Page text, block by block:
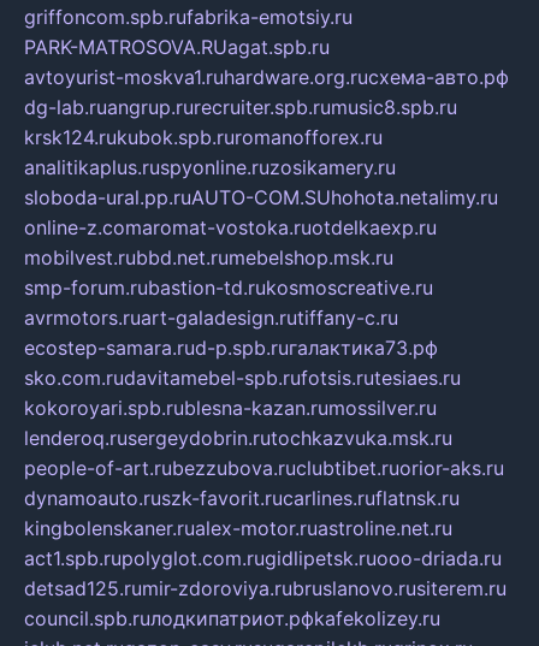
griffoncom.spb.rufabrika-emotsiy.ru
PARK-MATROSOVA.RUagat.spb.ru
avtoyurist-moskva1.ruhardware.org.ruсхема-авто.рф
dg-lab.ruangrup.rurecruiter.spb.rumusic8.spb.ru
krsk124.rukubok.spb.ruromanofforex.ru
analitikaplus.ruspyonline.ruzosikamery.ru
sloboda-ural.pp.ruAUTO-COM.SUhohota.netalimy.ru
online-z.comaromat-vostoka.ruotdelkaexp.ru
mobilvest.rubbd.net.rumebelshop.msk.ru
smp-forum.rubastion-td.rukosmoscreative.ru
avrmotors.ruart-galadesign.rutiffany-c.ru
ecostep-samara.rud-p.spb.ruгалактика73.рф
sko.com.rudavitamebel-spb.rufotsis.rutesiaes.ru
kokoroyari.spb.rublesna-kazan.rumossilver.ru
lenderoq.rusergeydobrin.rutochkazvuka.msk.ru
people-of-art.rubezzubova.ruclubtibet.ruorior-aks.ru
dynamoauto.ruszk-favorit.rucarlines.ruflatnsk.ru
kingbolenskaner.rualex-motor.ruastroline.net.ru
act1.spb.rupolyglot.com.rugidlipetsk.ruooo-driada.ru
detsad125.rumir-zdoroviya.rubruslanovo.rusiterem.ru
council.spb.ruлодкипатриот.рфkafekolizey.ru